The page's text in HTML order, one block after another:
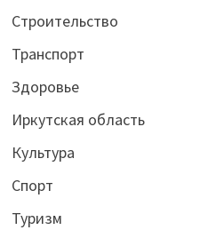
Строительство
Транспорт
Здоровье
Иркутская область
Культура
Спорт
Туризм